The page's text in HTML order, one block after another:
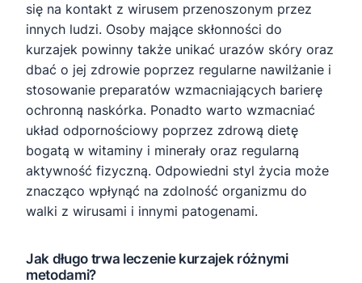
się na kontakt z wirusem przenoszonym przez
innych ludzi. Osoby mające skłonności do
kurzajek powinny także unikać urazów skóry oraz
dbać o jej zdrowie poprzez regularne nawilżanie i
stosowanie preparatów wzmacniających barierę
ochronną naskórka. Ponadto warto wzmacniać
układ odpornościowy poprzez zdrową dietę
bogatą w witaminy i minerały oraz regularną
aktywność fizyczną. Odpowiedni styl życia może
znacząco wpłynąć na zdolność organizmu do
walki z wirusami i innymi patogenami.
Jak długo trwa leczenie kurzajek różnymi
metodami?